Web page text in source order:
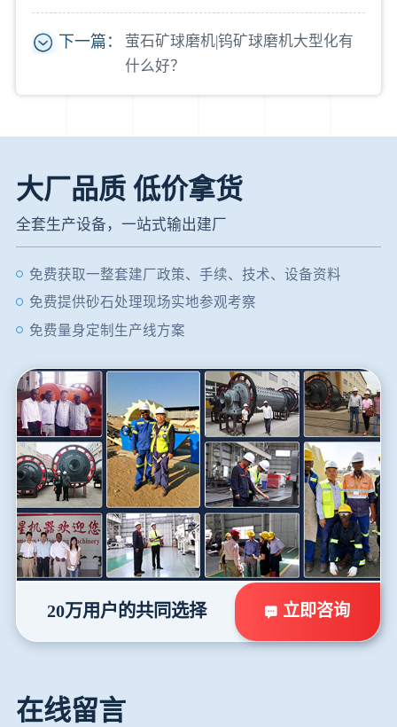
下一篇：
萤石矿球磨机|钨矿球磨机大型化有
什么好？
大厂品质 低价拿货
全套生产设备，一站式输出建厂
免费获取一整套建厂政策、手续、技术、设备资料
免费提供砂石处理现场实地参观考察
免费量身定制生产线方案
20万用户的共同选择 立即咨询
在线留言